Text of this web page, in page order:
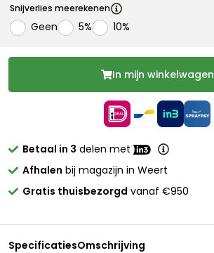
Snijverlies meerekenen
Geen 5% 10%
In mijn winkelwagen
Betaal in 3 delen met
Afhalen bij magazijn in Weert
Gratis thuisbezorgd vanaf €950
SpecificatiesOmschrijving